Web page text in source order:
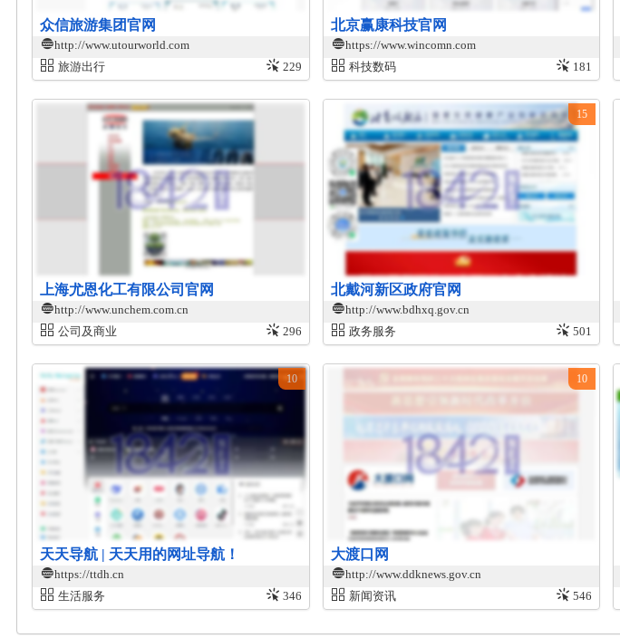
众信旅游集团官网
http://www.utourworld.com
旅游出行
229
北京赢康科技官网
https://www.wincomn.com
科技数码
181
上海尤恩化工有限公司官网
http://www.unchem.com.cn
公司及商业
296
北戴河新区政府官网
http://www.bdhxq.gov.cn
政务服务
501
15
天天导航 | 天天用的网址导航！
https://ttdh.cn
生活服务
346
10
大渡口网
http://www.ddknews.gov.cn
新闻资讯
546
10